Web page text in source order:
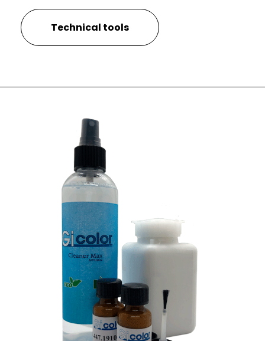
Technical tools